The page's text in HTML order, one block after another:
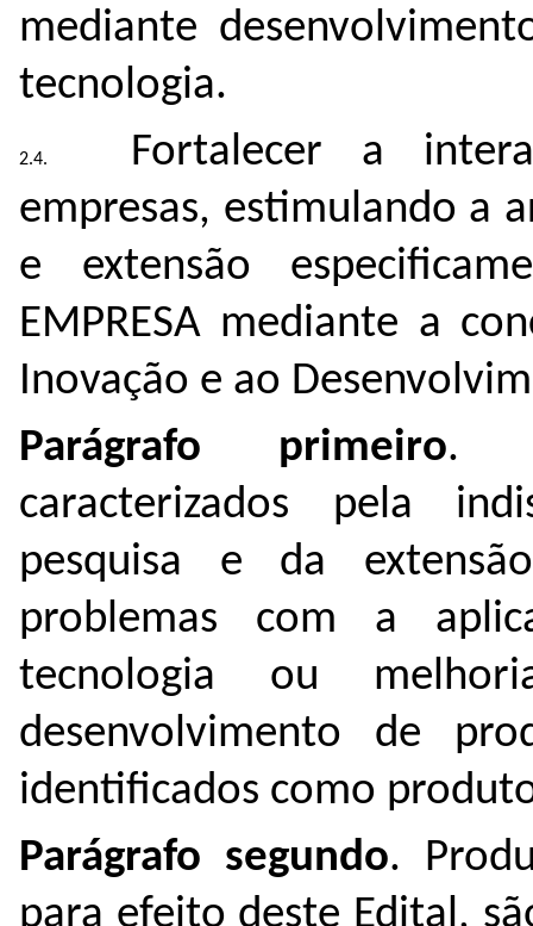
mediante
tecnologia.
Fortalecer a
empresas, estimulando a
e extensão
EMPRESA mediante a
Inovação e ao
Parágrafo primeiro.
caracterizados pela
pesquisa e da
problemas com a
tecnologia ou
desenvolvimento de
identificados como
Parágrafo segundo.
para efeito deste Edital,